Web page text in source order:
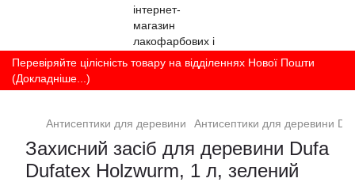
Перевіряйте цілісність товару на відділеннях Нової Пошти
(Докладніше...)
Антисептики для деревини Антисептики для деревини
Захисний засіб для деревини Dufa
Dufatex Holzwurm, 1 л, зелений